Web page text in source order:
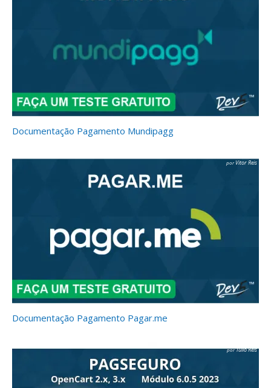
Documentação Pagamento Mundipagg
Documentação Pagamento Pagar.me
Vitor Reis
Tulio Reis